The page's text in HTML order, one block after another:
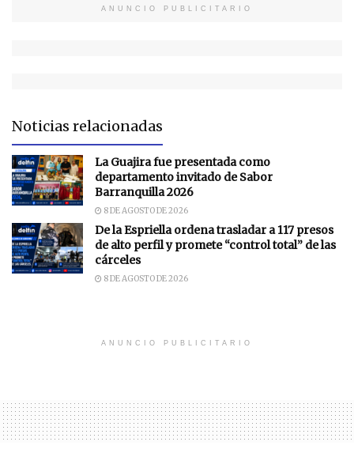
ANUNCIO PUBLICITARIO
Noticias relacionadas
La Guajira fue presentada como
departamento invitado de Sabor
Barranquilla 2026
8 DE AGOSTO DE 2026
De la Espriella ordena trasladar a 117 presos
de alto perfil y promete “control total” de las
cárceles
8 DE AGOSTO DE 2026
ANUNCIO PUBLICITARIO